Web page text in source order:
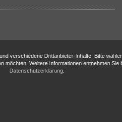
verschiedene Drittanbieter-Inhalte. Bitte
möchten. Weitere Informationen entnehmen Sie
Datenschutzerklärung.